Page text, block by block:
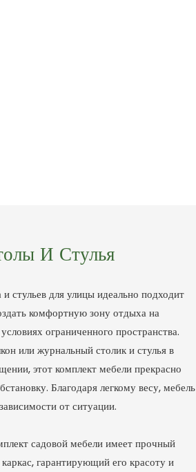
И Стулья
стульев для улицы идеально подходит
комфортную зону отдыха на
ограниченного пространства.
или журнальный столик и стулья в
этот комплект мебели прекрасно
Благодаря легкому весу, мебель
от ситуации.
садовой мебели имеет прочный
гарантирующий его красоту и